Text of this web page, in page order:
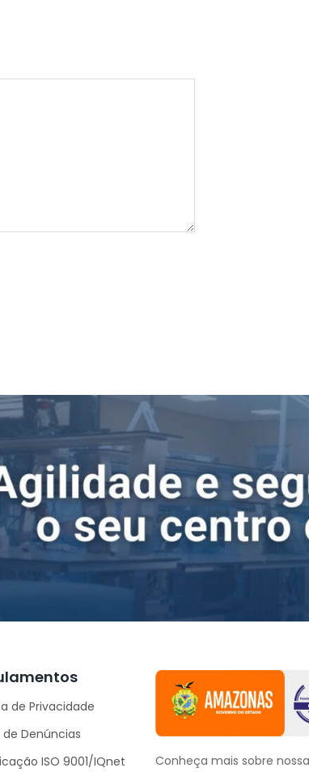
de Privacidade
Denúncias
ISO 9001/IQnet
Conheça mais sobre